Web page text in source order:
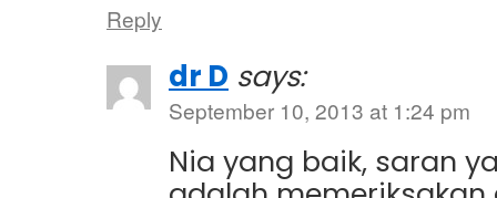
Reply
dr D says:
September 10, 2013 at 1:24 pm
Nia yang baik, saran